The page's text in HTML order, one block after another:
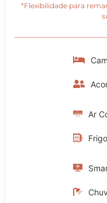
*Flexibilidade para
Ar